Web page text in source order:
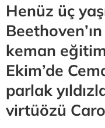
Henüz üç
keman
Ekim’de
parlak
virtüözü